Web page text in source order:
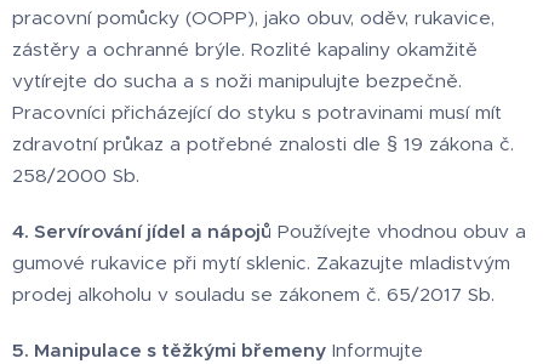
pracovní pomůcky (OOPP), jako obuv, oděv, rukavice,
zástěry a ochranné brýle. Rozlité kapaliny okamžitě
vytírejte do sucha a s noži manipulujte bezpečně.
Pracovníci přicházející do styku s potravinami musí mít
zdravotní průkaz a potřebné znalosti dle § 19 zákona č.
258/2000 Sb.
4. Servírování jídel a nápojů Používejte vhodnou obuv a
gumové rukavice při mytí sklenic. Zakazujte mladistvým
prodej alkoholu v souladu se zákonem č. 65/2017 Sb.
5. Manipulace s těžkými břemeny Informujte